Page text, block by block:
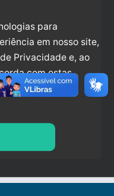
para
em nosso site,
Privacidade e, ao
com estas